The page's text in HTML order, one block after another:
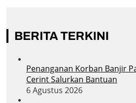
BERITA TERKINI
Penanganan Korban Banjir
Cerint Salurkan Bantuan
6 Agustus 2026